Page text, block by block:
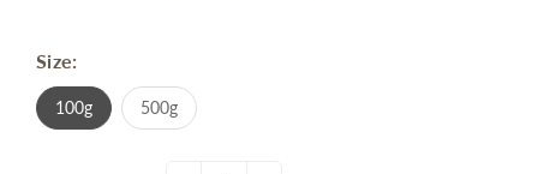
Size:
100g 500g